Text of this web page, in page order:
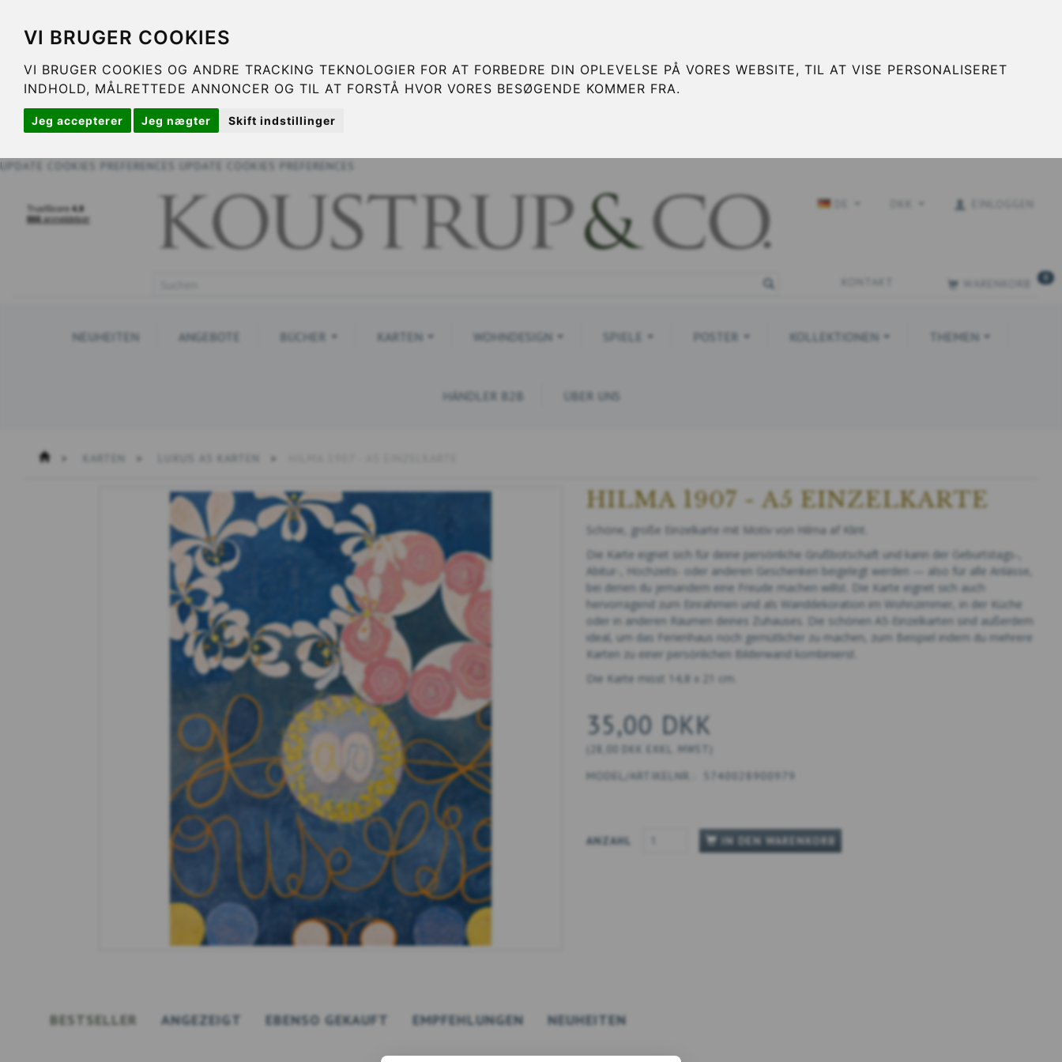
VI BRUGER COOKIES
VI BRUGER COOKIES OG ANDRE TRACKING TEKNOLOGIER FOR AT FORBEDRE DIN OPLEVELSE PÅ VORES WEBSITE, TIL AT VISE PERSONALISERET
INDHOLD, MÅLRETTEDE ANNONCER OG TIL AT FORSTÅ HVOR VORES BESØGENDE KOMMER FRA.
Jeg accepterer Jeg nægter Skift indstillinger
UPDATE COOKIES PREFERENCES UPDATE COOKIES PREFERENCES
NEUHEITEN ANGEBOTE BÜCHER KARTEN WOHNDESIGN SPIELE POSTER KOLLEKTIONEN THEMEN
HÄNDLER B2B ÜBER UNS
HILMA 1907 - A5 EINZELKARTE
Schöne, große Einzelkarte mit Motiv von Hilma af Klint.
Die Karte eignet sich für deine persönliche Grußbotschaft und kann der Geburtstags-,
Abitur-, Hochzeits- oder anderen Geschenken beigelegt werden — also für alle Anlässe,
bei denen du jemandem eine Freude machen willst. Die Karte eignet sich auch
hervorragend zum Einrahmen und als Wanddekoration im Wohnzimmer, in der Küche
oder in anderen Räumen deines Zuhauses. Die schönen A5-Einzelkarten sind außerdem
ideal, um das Ferienhaus noch gemütlicher zu machen, zum Beispiel indem du mehrere
Karten zu einer persönlichen Bilderwand kombinierst.
Die Karte misst 14,8 x 21 cm.
35,00 DKK
28,00 DKK EXKL. MWST
MODEL/ARTIKELNR.: 5740028900979
ANZAHL IN DEN WARENKORB
BESTSELLER ANGEZEIGT EBENSO GEKAUFT EMPFEHLUNGEN NEUHEITEN